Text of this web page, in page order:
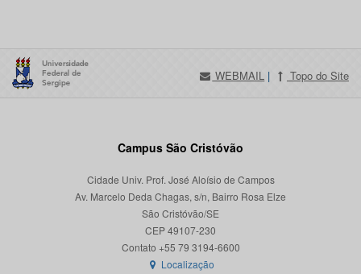
WEBMAIL | Topo do Site
Campus São Cristóvão
Cidade Univ. Prof. José Aloísio de Campos
Av. Marcelo Deda Chagas, s/n, Bairro Rosa Elze
São Cristóvão/SE
CEP 49107-230
Localização